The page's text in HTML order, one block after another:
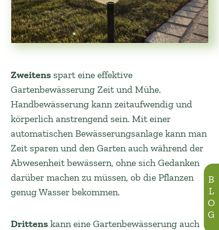
BLOG
Zweitens spart eine effektive
Gartenbewässerung Zeit und Mühe.
Handbewässerung kann zeitaufwendig und
körperlich anstrengend sein. Mit einer
automatischen Bewässerungsanlage kann man
Zeit sparen und den Garten auch während der
Abwesenheit bewässern, ohne sich Gedanken
darüber machen zu müssen, ob die Pflanzen
genug Wasser bekommen.
Drittens kann eine Gartenbewässerung auch